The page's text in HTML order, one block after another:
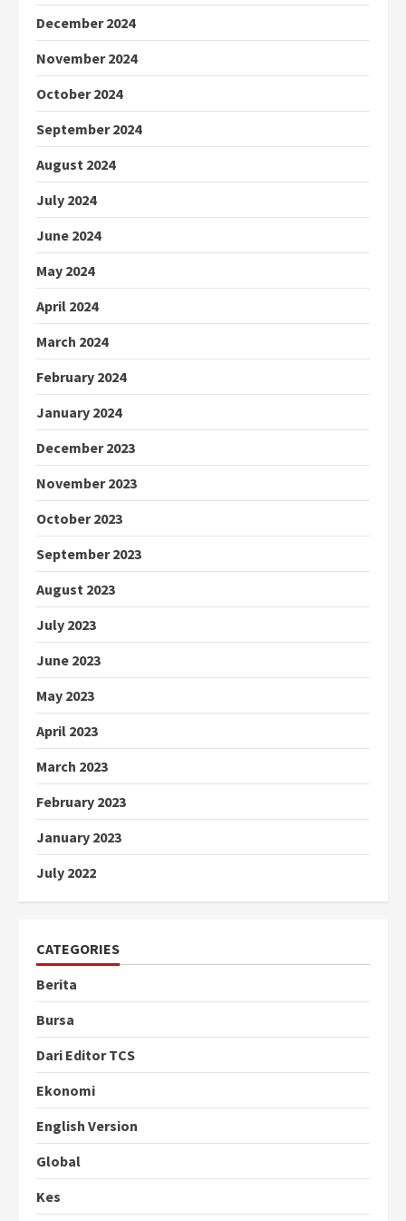
December 2024
November 2024
October 2024
September 2024
August 2024
July 2024
June 2024
May 2024
April 2024
March 2024
February 2024
January 2024
December 2023
November 2023
October 2023
September 2023
August 2023
July 2023
June 2023
May 2023
April 2023
March 2023
February 2023
January 2023
July 2022
CATEGORIES
Berita
Bursa
Dari Editor TCS
Ekonomi
English Version
Global
Kes